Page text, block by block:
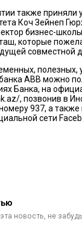
также приняли
Коч Зейнеп
бизнес-
которые
совместной
полезных,
АВВ можно
Банка, на
, позвонив в
937, а
сети
новость, не